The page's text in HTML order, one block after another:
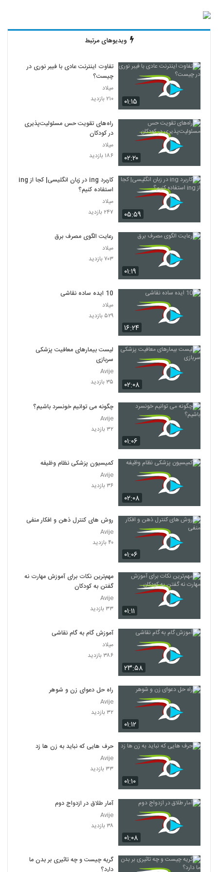
ویدیوهای مرتبط
۰۱:۱۵
تفاوت اینترنت عادی با فیبر نوری در
چیست؟
میلاد
۲۱۰ بازدید
۰۲:۲۰
راه‌های تقویت حس مسئولیت‌پذیری
در کودکان
میلاد
۱۸۶ بازدید
۰۵:۵۹
کاربرد ing در زبان انگلیسی| کجا از ing
استفاده کنیم؟
میلاد
۲۴۷ بازدید
۰۱:۱۹
رعایت الگوی مصرف برق
میلاد
۷۰۳ بازدید
۱۶:۲۴
10 ایده ساده نقاشی
میلاد
۵۲۹ بازدید
۰۲:۰۸
لیست بیمارهای معافیت پزشکی
سربازی
Avije
۳۵ بازدید
۰۱:۰۶
چگونه می توانیم خونسرد باشیم؟
Avije
۳۲ بازدید
۰۲:۰۸
کمیسیون پزشکی نظام وظیفه
Avije
۳۶ بازدید
۰۱:۰۶
روش های کنترل ذهن و افکار منفی
Avije
۴۰ بازدید
۰۱:۱۱
مهم‌ترین نکات برای آموزش مهارت نه
گفتن به کودکان
Avije
۳۳ بازدید
۲۳:۵۸
آموزش گام به گام نقاشی
میلاد
۳۸۶ بازدید
۰۱:۱۲
راه حل دعوای زن و شوهر
Avije
۳۲ بازدید
۰۱:۱۰
حرف هایی که نباید به زن ها زد
Avije
۳۳ بازدید
۰۱:۰۸
آمار طلاق در ازدواج دوم
Avije
۳۸ بازدید
گریه چیست و چه تاثیری بر بدن ما
دارد؟